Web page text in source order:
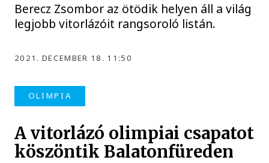
Berecz Zsombor az ötödik helyen áll a világ
legjobb vitorlázóit rangsoroló listán.
2021. DECEMBER 18. 11:50
OLIMPIA
A vitorlázó olimpiai csapatot
köszöntik Balatonfüreden